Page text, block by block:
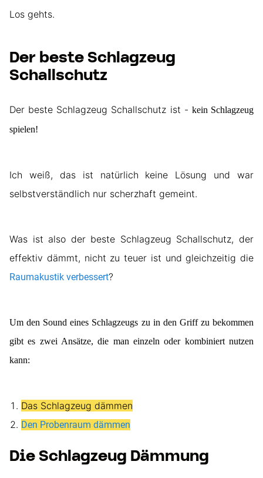
Los gehts.
Der beste Schlagzeug
Schallschutz
Der beste Schlagzeug Schallschutz ist - kein Schlagzeug
spielen!
Ich weiß, das ist natürlich keine Lösung und war
selbstverständlich nur scherzhaft gemeint.
Was ist also der beste Schlagzeug Schallschutz, der
effektiv dämmt, nicht zu teuer ist und gleichzeitig die
Raumakustik verbessert?
Um den Sound eines Schlagzeugs zu in den Griff zu bekommen
gibt es zwei Ansätze, die man einzeln oder kombiniert nutzen
kann:
Das Schlagzeug dämmen
Den Probenraum dämmen
Die Schlagzeug Dämmung